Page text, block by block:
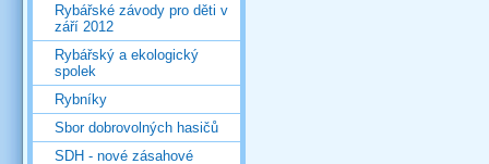
Rybářské závody pro děti v
září 2012
Rybářský a ekologický
spolek
Rybníky
Sbor dobrovolných hasičů
SDH - nové zásahové